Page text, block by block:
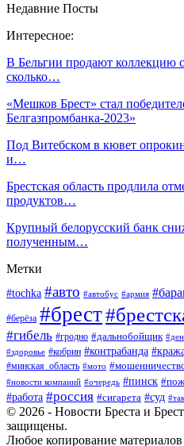
Недавние Посты
Интересное:
В Бельгии продают коллекцию
сколько…
«Мешков Брест» стал
Белгазпромбанка-2023»
Под Витебском в кювет
и…
Брестская область продлила
продуктов…
Крупный белорусский банк
полученным…
Метки
#tochka #авто #автобус #армия
#берёза #брест
#гибель #гродно #дальнобойщик
#здоровье #кобрин #контрабанда
#минская_область #мото
#новости компаний #очередь #пинск
#работа #россия #сигарета #суд
© 2026 - Новости Бреста и
защищены.
Любое копирование материалов